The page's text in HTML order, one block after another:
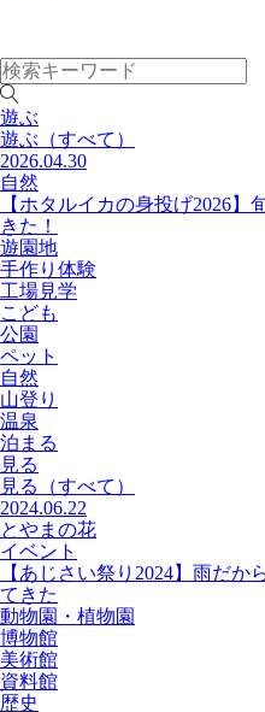
遊ぶ
遊ぶ （すべて）
2026.04.30
自然
【ホタルイカの身投げ2026
きた！
遊園地
手作り体験
工場見学
こども
公園
ペット
自然
山登り
温泉
泊まる
見る
見る
（すべて）
2024.06.22
とやまの花
イベント
【あじさい祭り2024】雨だ
てきた
動物園・植物園
博物館
美術館
資料館
歴史